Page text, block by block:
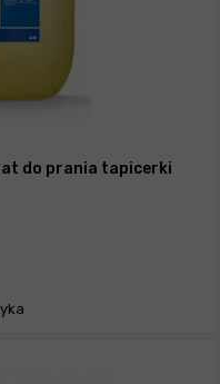
do prania tapicerki